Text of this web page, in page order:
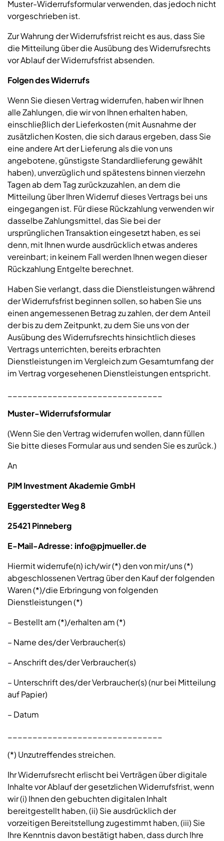
Muster-Widerrufsformular verwenden, das jedoch nicht
vorgeschrieben ist.
Zur Wahrung der Widerrufsfrist reicht es aus, dass Sie
die Mitteilung über die Ausübung des Widerrufsrechts
vor Ablauf der Widerrufsfrist absenden.
Folgen des Widerrufs
Wenn Sie diesen Vertrag widerrufen, haben wir Ihnen
alle Zahlungen, die wir von Ihnen erhalten haben,
einschließlich der Lieferkosten (mit Ausnahme der
zusätzlichen Kosten, die sich daraus ergeben, dass Sie
eine andere Art der Lieferung als die von uns
angebotene, günstigste Standardlieferung gewählt
haben), unverzüglich und spätestens binnen vierzehn
Tagen ab dem Tag zurückzuzahlen, an dem die
Mitteilung über Ihren Widerruf dieses Vertrags bei uns
eingegangen ist. Für diese Rückzahlung verwenden wir
dasselbe Zahlungsmittel, das Sie bei der
ursprünglichen Transaktion eingesetzt haben, es sei
denn, mit Ihnen wurde ausdrücklich etwas anderes
vereinbart; in keinem Fall werden Ihnen wegen dieser
Rückzahlung Entgelte berechnet.
Haben Sie verlangt, dass die Dienstleistungen während
der Widerrufsfrist beginnen sollen, so haben Sie uns
einen angemessenen Betrag zu zahlen, der dem Anteil
der bis zu dem Zeitpunkt, zu dem Sie uns von der
Ausübung des Widerrufsrechts hinsichtlich dieses
Vertrags unterrichten, bereits erbrachten
Dienstleistungen im Vergleich zum Gesamtumfang der
im Vertrag vorgesehenen Dienstleistungen entspricht.
Muster-Widerrufsformular
(Wenn Sie den Vertrag widerrufen wollen, dann füllen
Sie bitte dieses Formular aus und senden Sie es zurück.)
An
PJM Investment Akademie GmbH
Eggerstedter Weg 8
25421 Pinneberg
E-Mail-Adresse: info@pjmueller.de
Hiermit widerrufe(n) ich/wir (*) den von mir/uns (*)
abgeschlossenen Vertrag über den Kauf der folgenden
Waren (*)/die Erbringung von folgenden
Dienstleistungen (*)
– Bestellt am (*)/erhalten am (*)
– Name des/der Verbraucher(s)
– Anschrift des/der Verbraucher(s)
– Unterschrift des/der Verbraucher(s) (nur bei Mitteilung
auf Papier)
– Datum
(*) Unzutreffendes streichen.
Ihr Widerrufsrecht erlischt bei Verträgen über digitale
Inhalte vor Ablauf der gesetzlichen Widerrufsfrist, wenn
wir (i) Ihnen den gebuchten digitalen Inhalt
bereitgestellt haben, (ii) Sie ausdrücklich der
vorzeitigen Bereitstellung zugestimmt haben, (iii) Sie
Ihre Kenntnis davon bestätigt haben, dass durch Ihre